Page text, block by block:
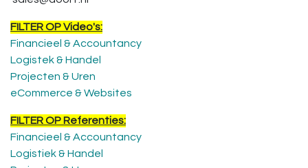
FILTER OP Video's:
Financieel & Accountancy
Logistek & Handel
Projecten & Uren
eCommerce & Websites
FILTER OP Referenties:
Financieel & Accountancy
Logistiek & Handel